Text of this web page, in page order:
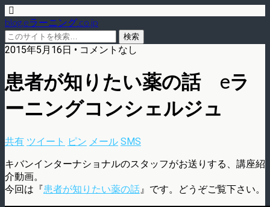
blog.eラーニング.co.jp
2015年5月16日 • コメントなし
患者が知りたい薬の話 eラ
ーニングコンシェルジュ
共有 ツイート ピン メール SMS
キバンインターナショナルのスタッフがお送りする、講座紹
介動画。
今回は『患者が知りたい薬の話』です。どうぞご覧下さい。